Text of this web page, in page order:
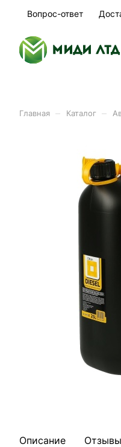
Вопрос-ответ
Главная Каталог
Все товары OKTANВсе
Описание Отзывы